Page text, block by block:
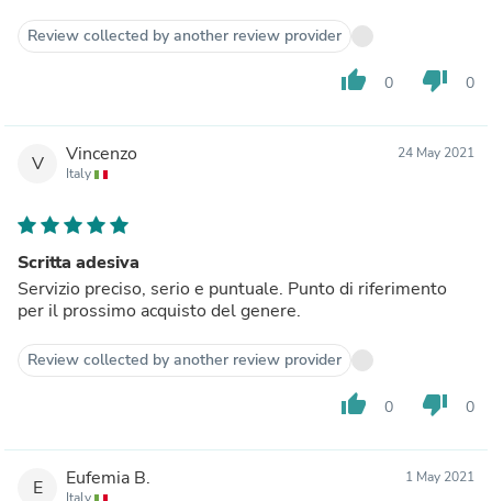
Review collected by another review provider
thumb_up 0 thumb_down 0
V Vincenzo
Italy
24 May 2021
Scritta adesiva
Servizio preciso, serio e puntuale. Punto di riferimento
per il prossimo acquisto del genere.
Review collected by another review provider
thumb_up 0 thumb_down 0
E Eufemia B.
Italy
1 May 2021